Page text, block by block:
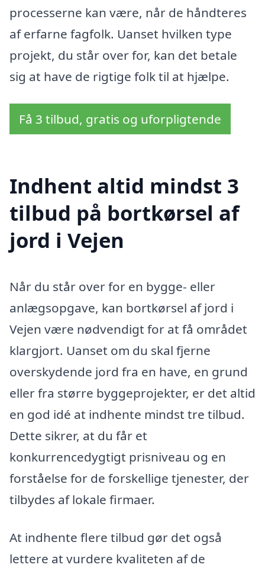
processerne kan være, når de håndteres
af erfarne fagfolk. Uanset hvilken type
projekt, du står over for, kan det betale
sig at have de rigtige folk til at hjælpe.
Få 3 tilbud, gratis og uforpligtende
Indhent altid mindst 3
tilbud på bortkørsel af
jord i Vejen
Når du står over for en bygge- eller
anlægsopgave, kan bortkørsel af jord i
Vejen være nødvendigt for at få området
klargjort. Uanset om du skal fjerne
overskydende jord fra en have, en grund
eller fra større byggeprojekter, er det altid
en god idé at indhente mindst tre tilbud.
Dette sikrer, at du får et
konkurrencedygtigt prisniveau og en
forståelse for de forskellige tjenester, der
tilbydes af lokale firmaer.
At indhente flere tilbud gør det også
lettere at vurdere kvaliteten af de